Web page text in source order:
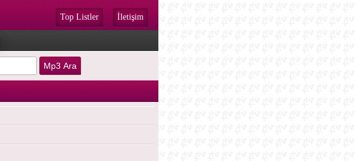
İletişim
Top Listler